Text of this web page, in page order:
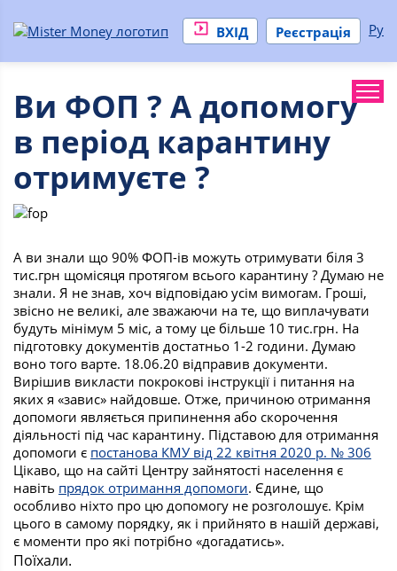
ВХІД Реєстрація Ру
Ви ФОП ? А допомогу
в період карантину
отримуєте ?
А ви знали що 90% ФОП-ів можуть отримувати біля 3
тис.грн щомісяця протягом всього карантину ? Думаю не
знали. Я не знав, хоч відповідаю усім вимогам. Гроші,
звісно не великі, але зважаючи на те, що виплачувати
будуть мінімум 5 міс, а тому це більше 10 тис.грн. На
підготовку документів достатньо 1-2 години. Думаю
воно того варте. 18.06.20 відправив документи.
Вирішив викласти покрокові інструкції і питання на
яких я «завис» найдовше. Отже, причиною отримання
допомоги являється припинення або скорочення
діяльності під час карантину. Підставою для отримання
допомоги є постанова КМУ від 22 квітня 2020 р. № 306
Цікаво, що на сайті Центру зайнятості населення є
навіть прядок отримання допомоги. Єдине, що
особливо ніхто про цю допомогу не розголошує. Крім
цього в самому порядку, як і прийнято в нашій державі,
є моменти про які потрібно «догадатись».
Поїхали.